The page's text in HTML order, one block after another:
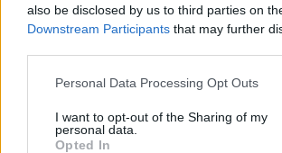
also be disclosed by us to third parties on
Downstream Participants that may further
Please note that this website/app uses one
not limited to your visit or usage behaviour.
grant or deny consent to Google and its
Personal Data Processing Opt Outs
I want to opt-out of the Sharing of my
personal data.
Opted In
Megjött a kimutatás: ennyi
megtakarítani a
HÍREK 4 órája
Olasz lap: dzsihadista
ceutai bevándorlás biztonsági